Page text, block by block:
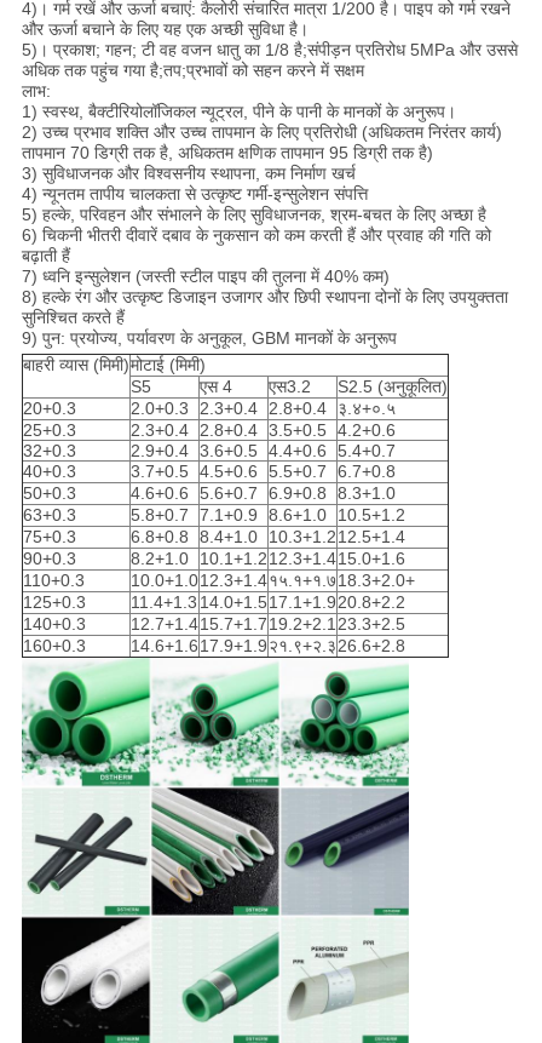
4)। गर्म रखें और ऊर्जा बचाएं: कैलोरी संचारित मात्रा 1/200 है। पाइप को गर्म रखने
और ऊर्जा बचाने के लिए यह एक अच्छी सुविधा है।
5)। प्रकाश; गहन; टी वह वजन धातु का 1/8 है;संपीड़न प्रतिरोध 5MPa और उससे
अधिक तक पहुंच गया है;तप;प्रभावों को सहन करने में सक्षम
लाभ:
1) स्वस्थ, बैक्टीरियोलॉजिकल न्यूट्रल, पीने के पानी के मानकों के अनुरूप।
2) उच्च प्रभाव शक्ति और उच्च तापमान के लिए प्रतिरोधी (अधिकतम निरंतर कार्य)
तापमान 70 डिग्री तक है, अधिकतम क्षणिक तापमान 95 डिग्री तक है)
3) सुविधाजनक और विश्वसनीय स्थापना, कम निर्माण खर्च
4) न्यूनतम तापीय चालकता से उत्कृष्ट गर्मी-इन्सुलेशन संपत्ति
5) हल्के, परिवहन और संभालने के लिए सुविधाजनक, श्रम-बचत के लिए अच्छा है
6) चिकनी भीतरी दीवारें दबाव के नुकसान को कम करती हैं और प्रवाह की गति को
बढ़ाती हैं
7) ध्वनि इन्सुलेशन (जस्ती स्टील पाइप की तुलना में 40% कम)
8) हल्के रंग और उत्कृष्ट डिजाइन उजागर और छिपी स्थापना दोनों के लिए उपयुक्तता
सुनिश्चित करते हैं
9) पुन: प्रयोज्य, पर्यावरण के अनुकूल, GBM मानकों के अनुरूप
बाहरी व्यास (मिमी)मोटाई (मिमी)
S5
एस 4 एस3.2
S2.5 (अनुकूलित)
20+0.3
2.0+0.3 2.3+0.4 2.8+0.4
३.४+०.५
25+0.3
2.3+0.4 2.8+0.4 3.5+0.5
4.2+0.6
32+0.3
2.9+0.4 3.6+0.5 4.4+0.6
5.4+0.7
40+0.3
3.7+0.5 4.5+0.6 5.5+0.7
6.7+0.8
50+0.3
4.6+0.6 5.6+0.7 6.9+0.8
8.3+1.0
63+0.3
5.8+0.7 7.1+0.9 8.6+1.0
10.5+1.2
75+0.3
6.8+0.8 8.4+1.0 10.3+1.212.5+1.4
90+0.3
8.2+1.0 10.1+1.212.3+1.415.0+1.6
110+0.3
10.0+1.012.3+1.4१५.१+१.७18.3+2.0+
125+0.3
11.4+1.3 14.0+1.517.1+1.920.8+2.2
140+0.3
12.7+1.415.7+1.719.2+2.123.3+2.5
160+0.3
14.6+1.617.9+1.9२१.९+२.३26.6+2.8